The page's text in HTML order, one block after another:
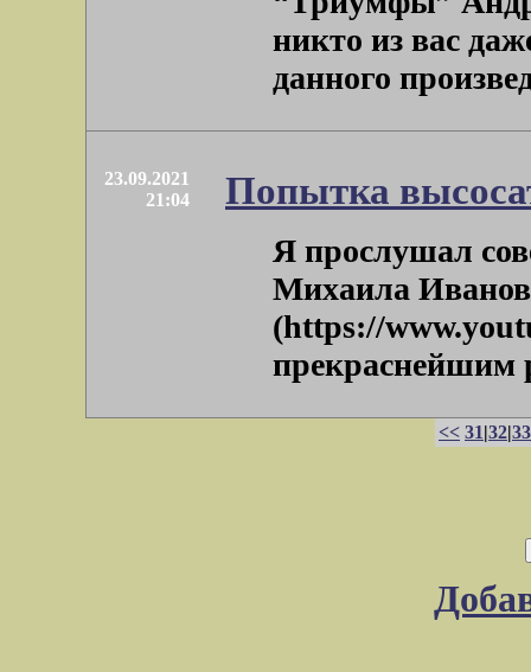
никто из вас
данного
23.09.2021
21:04
Попытка
Я прослушал
Михаила
(https://
прекраснейшим
<< 31|32|33